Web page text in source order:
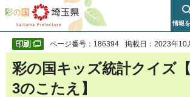
彩の国 埼玉県
情報
ページ番号：186394 掲載日：2023年10
彩の国キッズ統計クイズ
3のこたえ】